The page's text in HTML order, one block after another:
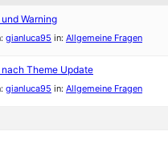
Warning
gianluca95 in: Allgemeine Fragen
nach Theme Update
gianluca95 in: Allgemeine Fragen